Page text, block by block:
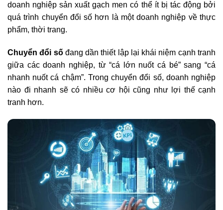
doanh nghiệp sản xuất gạch men có thể ít bị tác động bởi
quá trình chuyển đổi số hơn là một doanh nghiệp về thực
phẩm, thời trang.
Chuyển đổi sốđang dần thiết lập lại khái niệm cạnh tranh
giữa các doanh nghiệp, từ “cá lớn nuốt cá bé” sang “cá
nhanh nuốt cá chậm”. Trong chuyển đổi số, doanh nghiệp
nào đi nhanh sẽ có nhiều cơ hội cũng như lợi thế cạnh
tranh hơn.